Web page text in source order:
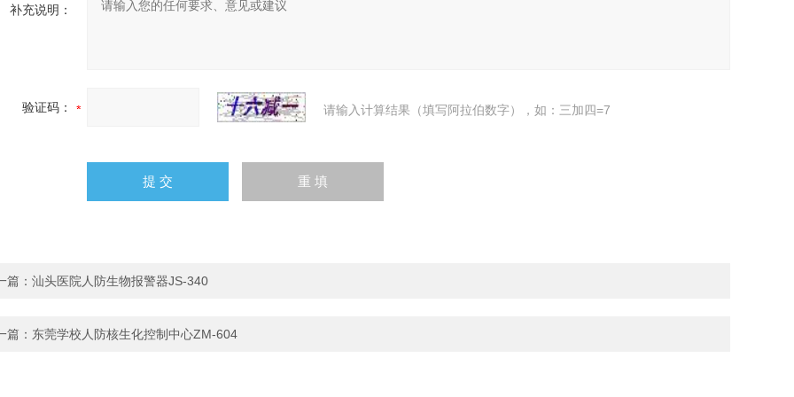
补充说明：
验证码： 请输入计算结果（填写阿拉伯数字），如：三加四=7
篇： 汕头医院人防生物报警器JS-340
篇： 东莞学校人防核生化控制中心ZM-604